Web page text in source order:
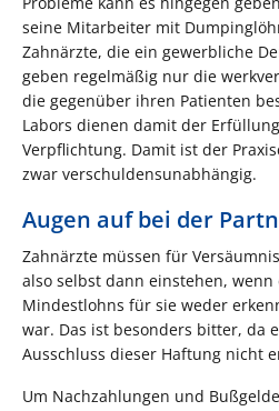
seine Mitarbeiter mit
Zahnärzte, die ein gewerbliche
geben regelmäßig nur die
die gegenüber ihren Patienten
Labors dienen damit der
Verpflichtung. Damit ist der
zwar verschuldensunabhängig.
Augen auf bei der
Zahnärzte müssen für
also selbst dann einstehen,
Mindestlohns für sie weder
war. Das ist besonders bitter, da
Ausschluss dieser Haftung nicht
Um Nachzahlungen und